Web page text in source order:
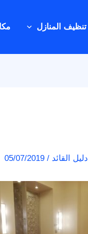
تنظيف المنازل
دليل القائد/
05/07/2019